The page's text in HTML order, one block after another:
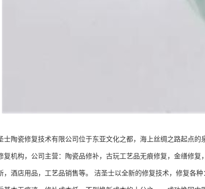
士陶瓷修复技术有限公司位于东亚文化之都，海上丝绸之路起点
复机构，公司主营：陶瓷品修补，古玩工艺品无痕修复，金缮修
，酒店用品，工艺品销售等。 洁圣士以全新的修复技术，修复各